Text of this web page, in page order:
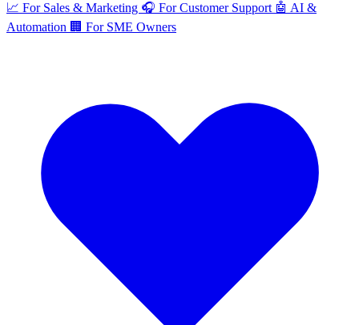
📈 For Sales & Marketing 🎧 For Customer Support 🤖 AI &
Automation 🏢 For SME Owners